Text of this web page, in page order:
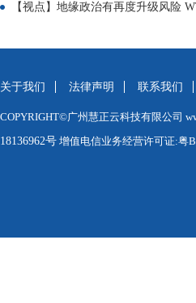
关于我们 法律声明 联系我们
COPYRIGHT©广州慧正云科技有限公司
18136962号 增值电信业务经营许可证:粤